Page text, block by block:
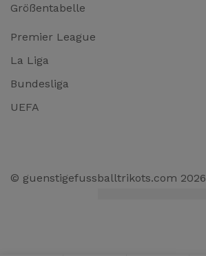
Größentabelle
Premier League
La Liga
Bundesliga
UEFA
© guenstigefussballtrikots.com 2026